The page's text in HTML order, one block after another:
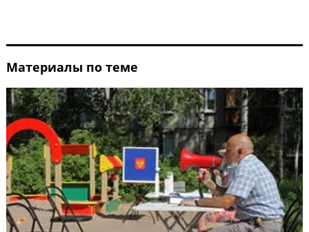
Материалы по теме